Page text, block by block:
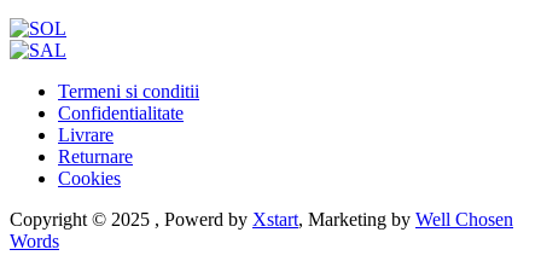
Termeni si conditii
Confidentialitate
Livrare
Returnare
Cookies
Copyright © 2025 , Powerd by Xstart, Marketing by Well Chosen
Words